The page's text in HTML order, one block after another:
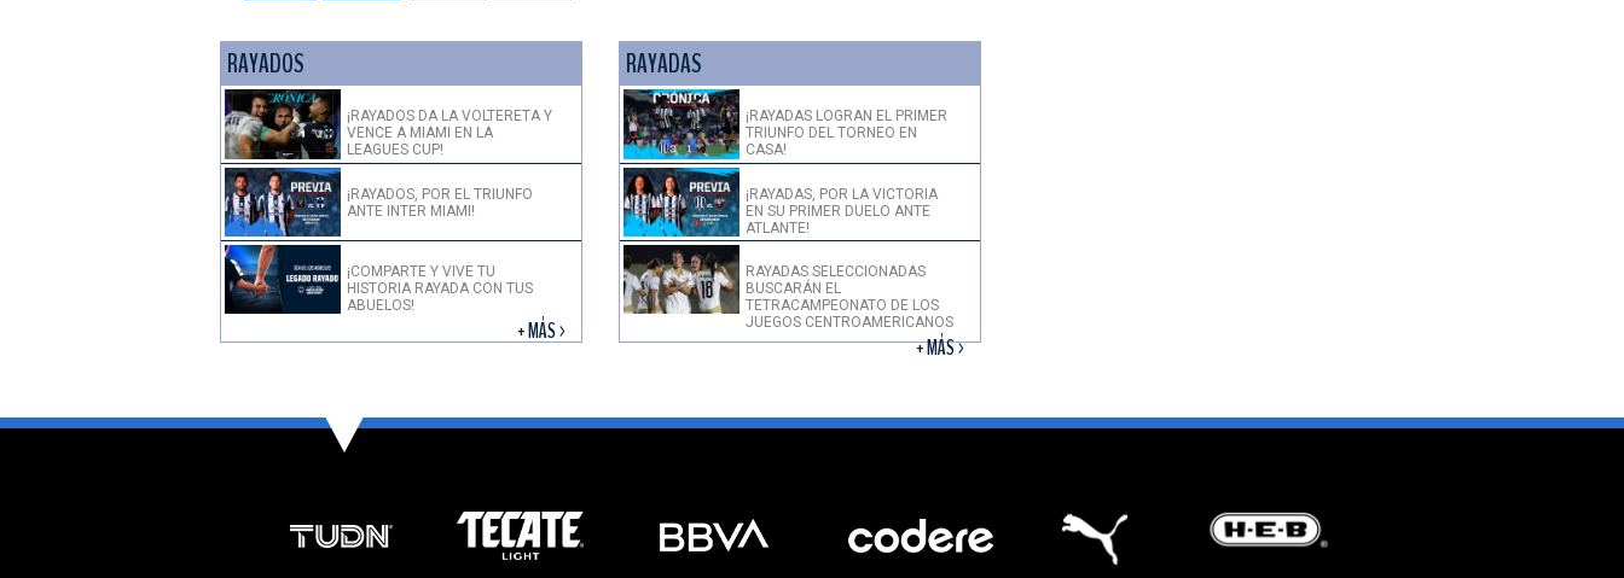
RAYADOS
¡RAYADOS DA LA VOLTERETA Y
VENCE A MIAMI EN LA
LEAGUES CUP!
¡RAYADOS, POR EL TRIUNFO
ANTE INTER MIAMI!
¡COMPARTE Y VIVE TU
HISTORIA RAYADA CON TUS
ABUELOS!
+ MÁS >
RAYADAS
¡RAYADAS LOGRAN EL PRIMER
TRIUNFO DEL TORNEO EN
CASA!
¡RAYADAS, POR LA VICTORIA
EN SU PRIMER DUELO ANTE
ATLANTE!
RAYADAS SELECCIONADAS
BUSCARÁN EL
TETRACAMPEONATO DE LOS
JUEGOS CENTROAMERICANOS
+ MÁS >